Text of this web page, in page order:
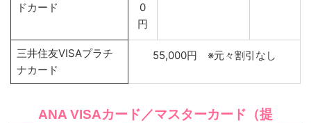
ドカード
0
円
三井住友VISAプラチ
ナカード
55,000円 ※元々割引なし
ANA VISAカード／マスターカード（提